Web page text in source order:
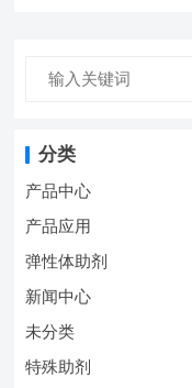
分类
产品中心
产品应用
弹性体助剂
新闻中心
未分类
特殊助剂